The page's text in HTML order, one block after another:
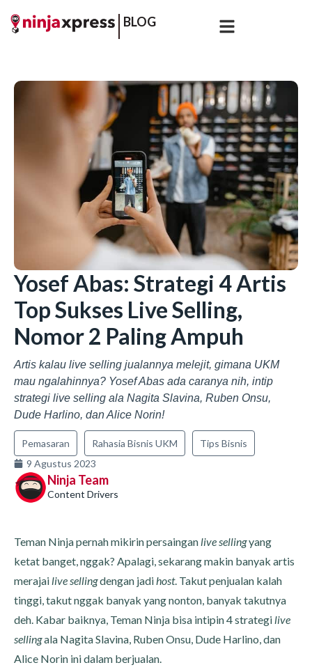
BLOG
Yosef Abas: Strategi 4 Artis
Top Sukses Live Selling,
Nomor 2 Paling Ampuh
Artis kalau live selling jualannya melejit, gimana UKM
mau ngalahinnya? Yosef Abas ada caranya nih, intip
strategi live selling ala Nagita Slavina, Ruben Onsu,
Dude Harlino, dan Alice Norin!
Pemasaran Rahasia Bisnis UKM
Tips Bisnis
9 Agustus 2023
Ninja Team
Content Drivers
Teman Ninja pernah mikirin persaingan live sellingyang
ketat banget, nggak? Apalagi, sekarang makin banyak artis
merajai live sellingdengan jadihost. Takut penjualan kalah
tinggi, takut nggak banyak yang nonton, banyak takutnya
deh. Kabar baiknya, Teman Ninja bisa intipin 4 strategi live
sellingala Nagita Slavina, Ruben Onsu, Dude Harlino, dan
Alice Norin ini dalam berjualan.